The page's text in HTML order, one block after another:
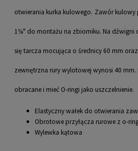
otwierania kurka kulowego. Zawór kulowy
1¼" do montażu na zbiorniku. Na dźwigni
się tarcza mocująca o średnicy 60 mm
zewnętrzna rury wylotowej wynosi 40 mm.
obracane i mieć O-ringi jako uszczelnienie.
Elastyczny wałek do otwierania
Obrotowe przyłącza rurowe z o-
Wylewka kątowa